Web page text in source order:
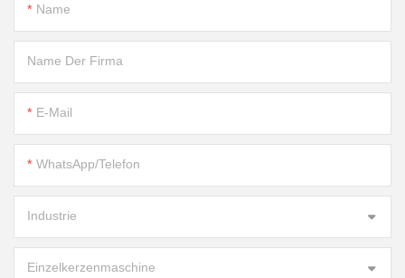
Name
Name Der Firma
E-Mail
WhatsApp/Telefon
Industrie
Einzelkerzenmaschine